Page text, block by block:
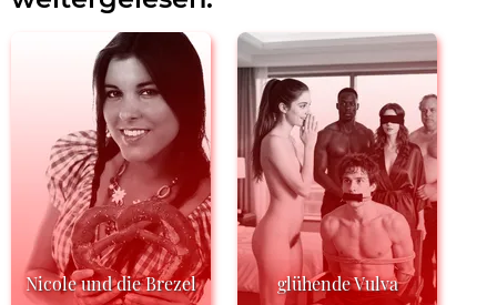
Nicole und die Brezel glühende Vulva